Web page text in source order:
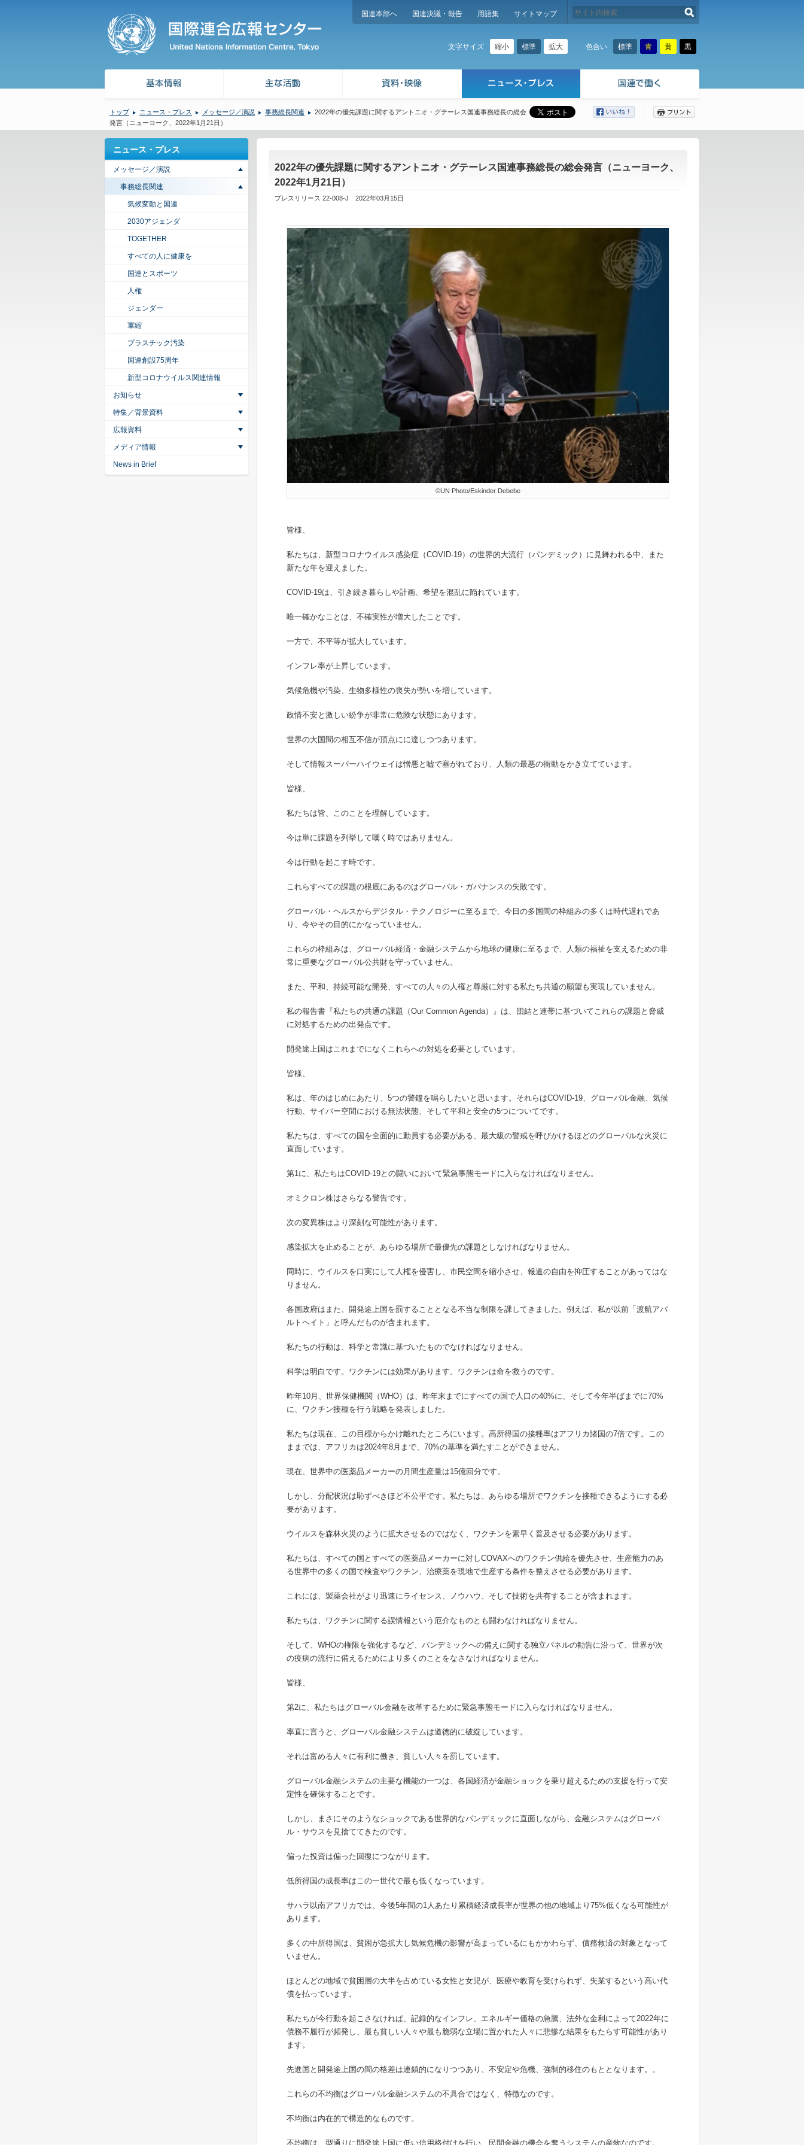
国連本部へ 国連決議・報告 用語集 サイトマップ
文字サイズ 縮小 標準 拡大 色合い 標準 青 黄 黒
トップ ニュース・プレス メッセージ／演説 事務総長関連
2022年の優先課題に関するアントニオ・グテーレス国連事務総長の総会
発言（ニューヨーク、2022年1月21日）
2022年の優先課題に関するアントニオ・グテーレス国連事務総長の総会発言（ニューヨーク、
2022年1月21日）
プレスリリース 22-008-J 2022年03月15日
©UN Photo/Eskinder Debebe
皆様、
私たちは、新型コロナウイルス感染症（COVID-19）の世界的大流行（パンデミック）に見舞われる中、また
新たな年を迎えました。
COVID-19は、引き続き暮らしや計画、希望を混乱に陥れています。
唯一確かなことは、不確実性が増大したことです。
一方で、不平等が拡大しています。
インフレ率が上昇しています。
気候危機や汚染、生物多様性の喪失が勢いを増しています。
政情不安と激しい紛争が非常に危険な状態にあります。
世界の大国間の相互不信が頂点にに達しつつあります。
そして情報スーパーハイウェイは憎悪と嘘で塞がれており、人類の最悪の衝動をかき立てています。
皆様、
私たちは皆、このことを理解しています。
今は単に課題を列挙して嘆く時ではありません。
今は行動を起こす時です。
これらすべての課題の根底にあるのはグローバル・ガバナンスの失敗です。
グローバル・ヘルスからデジタル・テクノロジーに至るまで、今日の多国間の枠組みの多くは時代遅れであ
り、今やその目的にかなっていません。
これらの枠組みは、グローバル経済・金融システムから地球の健康に至るまで、人類の福祉を支えるための非
常に重要なグローバル公共財を守っていません。
また、平和、持続可能な開発、すべての人々の人権と尊厳に対する私たち共通の願望も実現していません。
私の報告書『私たちの共通の課題（Our Common Agenda）』は、団結と連帯に基づいてこれらの課題と脅威
に対処するための出発点です。
開発途上国はこれまでになくこれらへの対処を必要としています。
皆様、
私は、年のはじめにあたり、5つの警鐘を鳴らしたいと思います。それらはCOVID-19、グローバル金融、気候
行動、サイバー空間における無法状態、そして平和と安全の5つについてです。
私たちは、すべての国を全面的に動員する必要がある、最大級の警戒を呼びかけるほどのグローバルな火災に
直面しています。
第1に、私たちはCOVID-19との闘いにおいて緊急事態モードに入らなければなりません。
オミクロン株はさらなる警告です。
次の変異株はより深刻な可能性があります。
感染拡大を止めることが、あらゆる場所で最優先の課題としなければなりません。
同時に、ウイルスを口実にして人権を侵害し、市民空間を縮小させ、報道の自由を抑圧することがあってはな
りません。
各国政府はまた、開発途上国を罰することとなる不当な制限を課してきました。例えば、私が以前「渡航アパ
ルトヘイト」と呼んだものが含まれます。
私たちの行動は、科学と常識に基づいたものでなければなりません。
科学は明白です。ワクチンには効果があります。ワクチンは命を救うのです。
昨年10月、世界保健機関（WHO）は、昨年末までにすべての国で人口の40%に、そして今年半ばまでに70%
に、ワクチン接種を行う戦略を発表しました。
私たちは現在、この目標からかけ離れたところにいます。高所得国の接種率はアフリカ諸国の7倍です。この
ままでは、アフリカは2024年8月まで、70%の基準を満たすことができません。
現在、世界中の医薬品メーカーの月間生産量は15億回分です。
しかし、分配状況は恥ずべきほど不公平です。私たちは、あらゆる場所でワクチンを接種できるようにする必
要があります。
ウイルスを森林火災のように拡大させるのではなく、ワクチンを素早く普及させる必要があります。
私たちは、すべての国とすべての医薬品メーカーに対しCOVAXへのワクチン供給を優先させ、生産能力のあ
る世界中の多くの国で検査やワクチン、治療薬を現地で生産する条件を整えさせる必要があります。
これには、製薬会社がより迅速にライセンス、ノウハウ、そして技術を共有することが含まれます。
私たちは、ワクチンに関する誤情報という厄介なものとも闘わなければなりません。
そして、WHOの権限を強化するなど、パンデミックへの備えに関する独立パネルの勧告に沿って、世界が次
の疫病の流行に備えるためにより多くのことをなさなければなりません。
皆様、
第2に、私たちはグローバル金融を改革するために緊急事態モードに入らなければなりません。
率直に言うと、グローバル金融システムは道徳的に破綻しています。
それは富める人々に有利に働き、貧しい人々を罰しています。
グローバル金融システムの主要な機能の一つは、各国経済が金融ショックを乗り超えるための支援を行って安
定性を確保することです。
しかし、まさにそのようなショックである世界的なパンデミックに直面しながら、金融システムはグローバ
ル・サウスを見捨ててきたのです。
偏った投資は偏った回復につながります。
低所得国の成長率はこの一世代で最も低くなっています。
サハラ以南アフリカでは、今後5年間の1人あたり累積経済成長率が世界の他の地域より75%低くなる可能性が
あります。
多くの中所得国は、貧困が急拡大し気候危機の影響が高まっているにもかかわらず、債務救済の対象となって
いません。
ほとんどの地域で貧困層の大半を占めている女性と女児が、医療や教育を受けられず、失業するという高い代
償を払っています。
私たちが今行動を起こさなければ、記録的なインフレ、エネルギー価格の急騰、法外な金利によって2022年に
債務不履行が頻発し、最も貧しい人々や最も脆弱な立場に置かれた人々に悲惨な結果をもたらす可能性があり
ます。
先進国と開発途上国の間の格差は連鎖的になりつつあり、不安定や危機、強制的移住のもととなります。。
これらの不均衡はグローバル金融システムの不具合ではなく、特徴なのです。
不均衡は内在的で構造的なものです。
不均衡は、型通りに開発途上国に低い信用格付けを行い、民間金融の機会を奪うシステムの産物なのです。
ニュース・プレス
メッセージ／演説
事務総長関連
気候変動と国連
2030アジェンダ
TOGETHER
すべての人に健康を
国連とスポーツ
人権
ジェンダー
軍縮
プラスチック汚染
国連創設75周年
新型コロナウイルス関連情報
お知らせ
特集／背景資料
広報資料
メディア情報
News in Brief